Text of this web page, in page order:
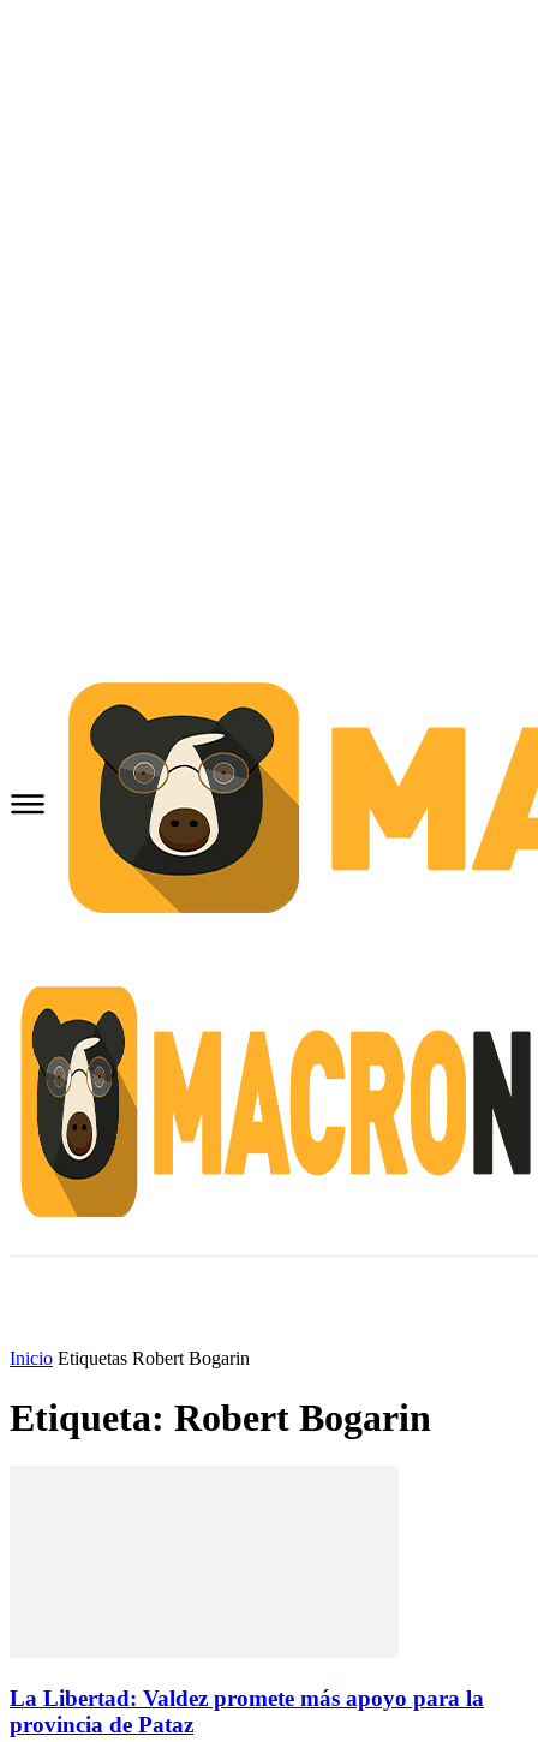
Inicio Etiquetas Robert Bogarin
Etiqueta: Robert Bogarin
La Libertad: Valdez promete más apoyo para la
provincia de Pataz